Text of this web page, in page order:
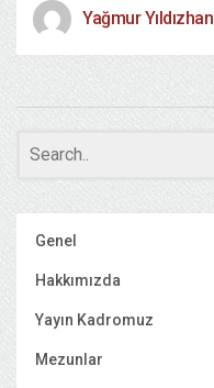
Yağmur Yıldızhan
Genel
Hakkımızda
Yayın Kadromuz
Mezunlar